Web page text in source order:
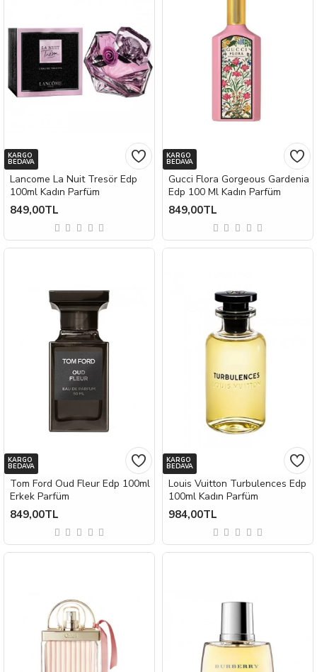
KARGO
BEDAVA
Lancome La Nuit Tresör Edp
100ml Kadın Parfüm
849,00TL
KARGO
BEDAVA
Gucci Flora Gorgeous Gardenia
Edp 100 Ml Kadın Parfüm
849,00TL
KARGO
BEDAVA
Tom Ford Oud Fleur Edp 100ml
Erkek Parfüm
849,00TL
KARGO
BEDAVA
Louis Vuitton Turbulences Edp
100ml Kadın Parfüm
984,00TL